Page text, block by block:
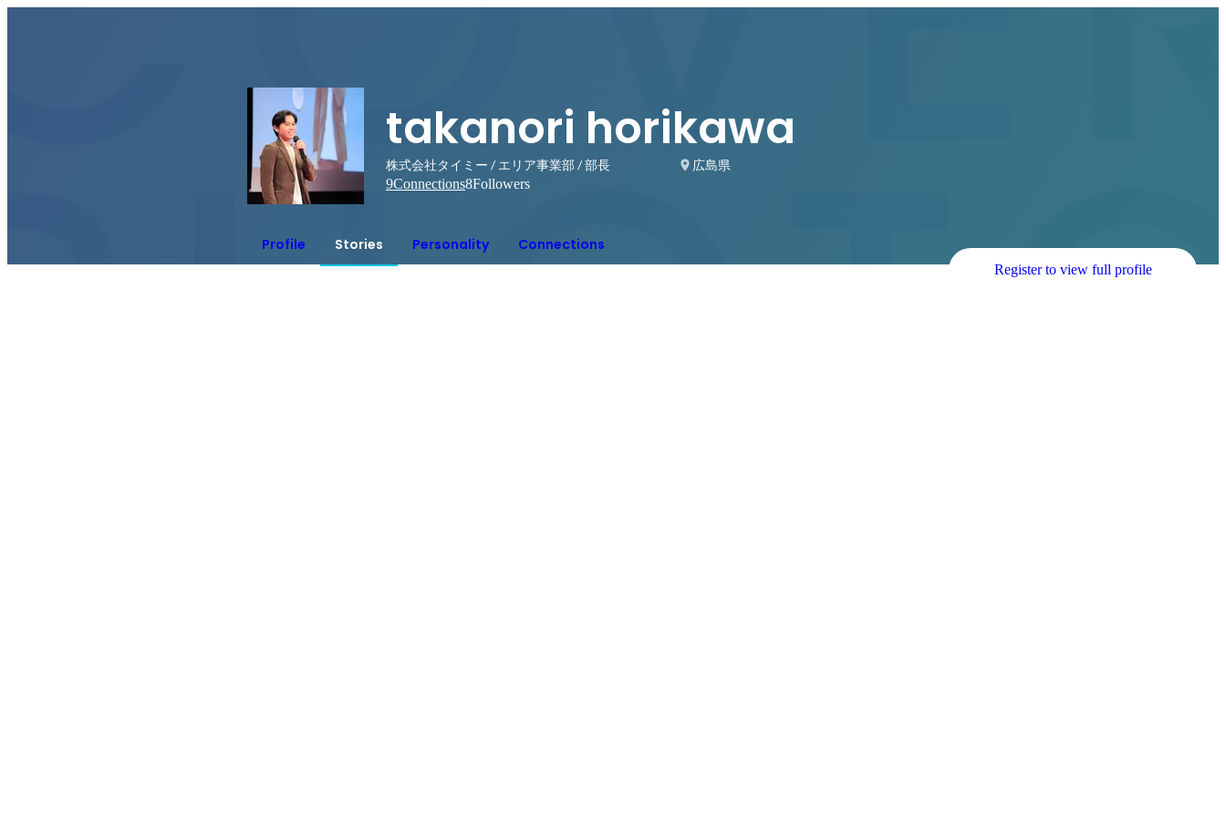
takanori horikawa
株式会社タイミー / エリア事業部 / 部長
広島県
9Connections8Followers
Profile Stories Personality Connections
Register to view full profile